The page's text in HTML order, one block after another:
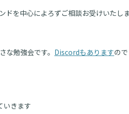
ドを中心によろずご相談お受けいたし
な勉強会です。 Discordもありますので
いきます